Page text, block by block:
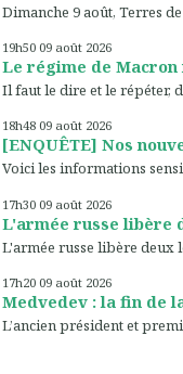
Dimanche 9 août, Terres
19h50 09 août 2026
Le régime de Macron
Il faut le dire et le répéter,
18h48 09 août 2026
[ENQUÊTE] Nos
Voici les informations
17h30 09 août 2026
L'armée russe libère
L'armée russe libère deux
17h20 09 août 2026
Medvedev : la fin de
L’ancien président et